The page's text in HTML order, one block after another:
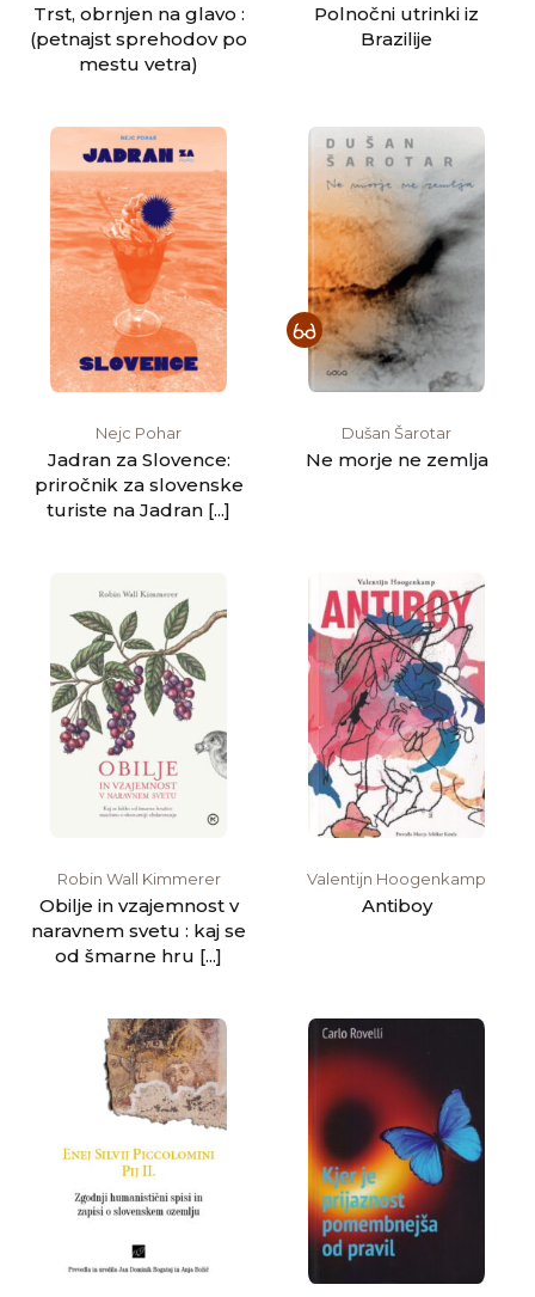
Trst, obrnjen na glavo :
(petnajst sprehodov po
mestu vetra)
Polnočni utrinki iz
Brazilije
Nejc Pohar
Jadran za Slovence:
priročnik za slovenske
turiste na Jadran [...]
Dušan Šarotar
Ne morje ne zemlja
Robin Wall Kimmerer
Obilje in vzajemnost v
naravnem svetu : kaj se
od šmarne hru [...]
Valentijn Hoogenkamp
Antiboy